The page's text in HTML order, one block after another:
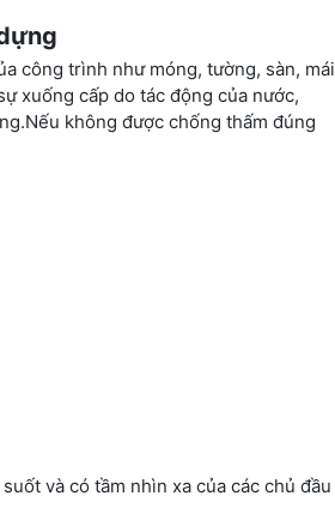
công trình như móng, tường, sàn, mái
xuống cấp do tác động của nước,
không được chống thấm đúng
và có tầm nhìn xa của các chủ đầu